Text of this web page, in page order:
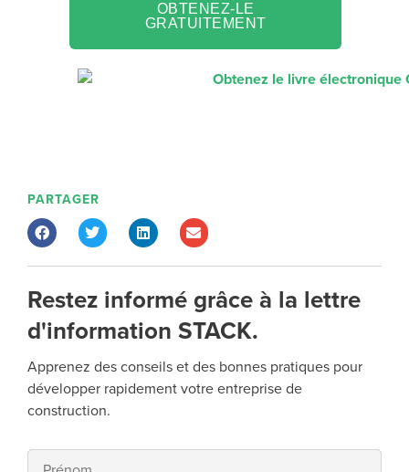
OBTENEZ-LE
GRATUITEMENT
PARTAGER
Restez informé grâce à la lettre
d'information STACK.
Apprenez des conseils et des bonnes pratiques pour
développer rapidement votre entreprise de
construction.